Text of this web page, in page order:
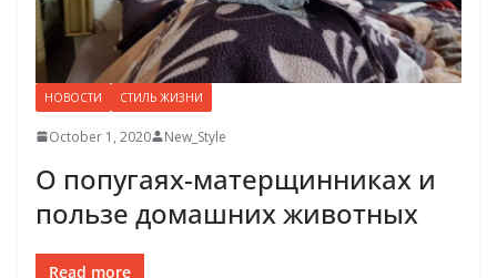
НОВОСТИ СТИЛЬ ЖИЗНИ
October 1, 2020 New_Style
О попугаях-матерщинниках и
пользе домашних животных
Read more